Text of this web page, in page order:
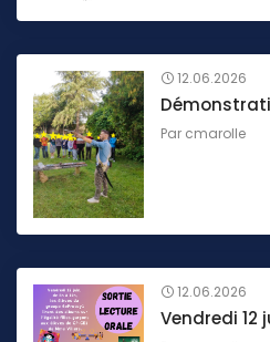
12.06.2026
Par cmarolle
12.06.2026
Vendredi 12